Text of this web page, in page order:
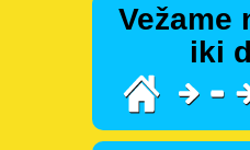
Vežame
iki